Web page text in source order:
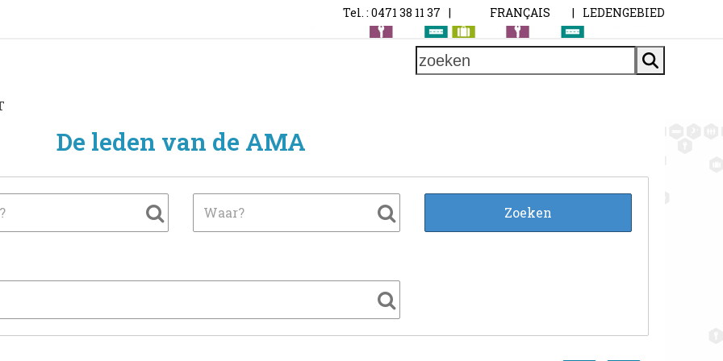
Tel. : 0471 38 11 37 | FRANÇAIS | LEDENGEBIED
zoeken
De leden van de AMA